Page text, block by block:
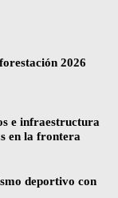
2026
e infraestructura
en la frontera
deportivo con